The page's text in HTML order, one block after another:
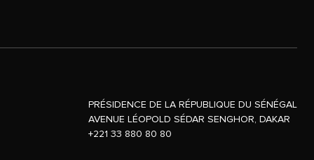
PRÉSIDENCE DE LA RÉPUBLIQUE DU SÉNÉGAL
AVENUE LÉOPOLD SÉDAR SENGHOR, DAKAR
+221 33 880 80 80